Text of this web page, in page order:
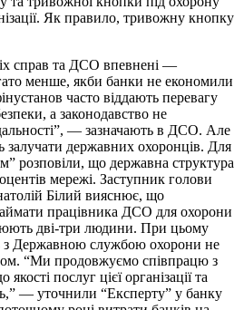
Як правило, тривожну кнопку
справ та ДСО впевнені —
менше, якби банки не економили
часто віддають перевагу
а законодавство не
— зазначають в ДСО. Але
залучати державних охоронців. Для
розповіли, що державна структура
мережі. Заступник голови
Білий вияснює, що
працівника ДСО для охорони
дві-три людини. При цьому
з Державною службою охорони не
“Ми продовжуємо співпрацю з
послуг цієї організації та
— уточнили “Експерту” у банку